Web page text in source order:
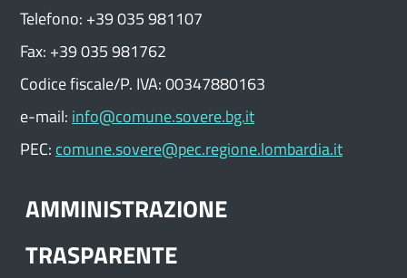
Telefono: +39 035 981107
Fax: +39 035 981762
Codice fiscale/P. IVA: 00347880163
e-mail: info@comune.sovere.bg.it
PEC: comune.sovere@pec.regione.lombardia.it
AMMINISTRAZIONE
TRASPARENTE